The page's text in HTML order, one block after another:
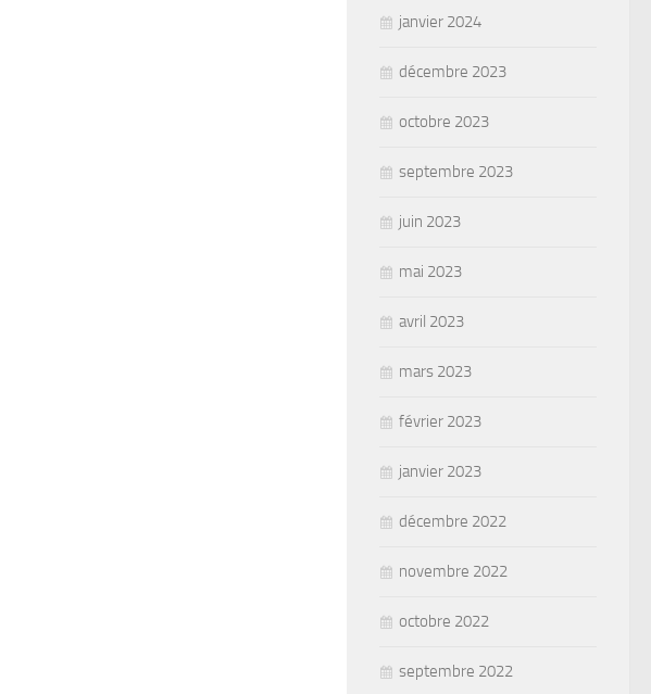
janvier 2024
décembre 2023
octobre 2023
septembre 2023
juin 2023
mai 2023
avril 2023
mars 2023
février 2023
janvier 2023
décembre 2022
novembre 2022
octobre 2022
septembre 2022